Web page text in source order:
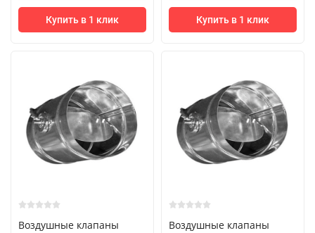
Купить в 1 клик Купить в 1 клик
Воздушные клапаны
Воздушные клапаны